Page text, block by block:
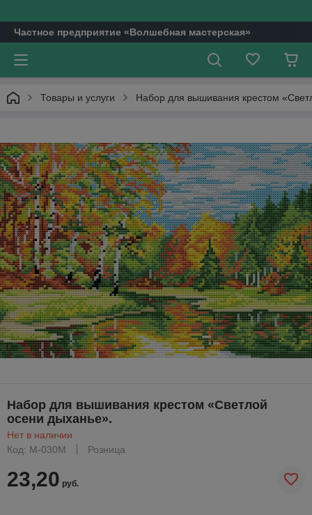
Частное предприятие «Волшебная мастерская»
Товары и услуги Набор для вышивания крестом
Набор для вышивания крестом «Светлой
осени дыханье».
Нет в наличии
Код: М-030M
Розница
23,20 руб.